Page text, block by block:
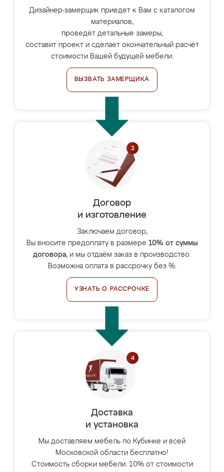
Дизайнер-замерщик приедет к Вам с каталогом
материалов,
проведёт детальные замеры,
составит проект и сделает окончательный расчёт
стоимости Вашей будущей мебели.
ВЫЗВАТЬ ЗАМЕРЩИКА
Договор
и изготовление
Заключаем договор,
Вы вносите предоплату в размере 10% от суммы
договора, и мы отдаём заказ в производство.
Возможна оплата в рассрочку без %.
УЗНАТЬ О РАССРОЧКЕ
Доставка
и установка
Мы доставляем мебель по Кубинке и всей
Московской области бесплатно!
Стоимость сборки мебели: 10% от стоимости